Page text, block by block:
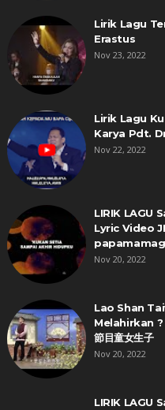
Lirik Lagu
Erastus
Nov 23, 2022
Lirik Lagu
Karya Pdt.
Nov 22, 2022
LIRIK LAGU
Lyric Video
Nov 20, 2022
Lao Shan
Melahirkan ?
節目童女生子
Nov 20, 2022
LIRIK LAGU